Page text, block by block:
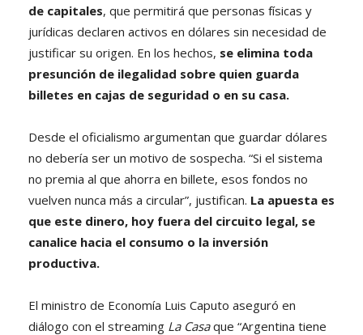
de capitales, que permitirá que personas físicas y
jurídicas declaren activos en dólares sin necesidad de
justificar su origen. En los hechos, se elimina toda
presunción de ilegalidad sobre quien guarda
billetes en cajas de seguridad o en su casa.
Desde el oficialismo argumentan que guardar dólares
no debería ser un motivo de sospecha. “Si el sistema
no premia al que ahorra en billete, esos fondos no
vuelven nunca más a circular”, justifican. La apuesta es
que este dinero, hoy fuera del circuito legal, se
canalice hacia el consumo o la inversión
productiva.
El ministro de Economía Luis Caputo aseguró en
diálogo con el streaming La Casaque “Argentina tiene